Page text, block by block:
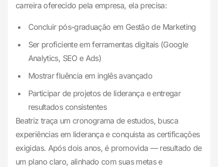
carreira oferecido pela empresa, ela precisa:
Concluir pós-graduação em Gestão de Marketing
Ser proficiente em ferramentas digitais (Google
Analytics, SEO e Ads)
Mostrar fluência em inglês avançado
Participar de projetos de liderança e entregar
resultados consistentes
Beatriz traça um cronograma de estudos, busca
experiências em liderança e conquista as certificações
exigidas. Após dois anos, é promovida — resultado de
um plano claro, alinhado com suas metas e